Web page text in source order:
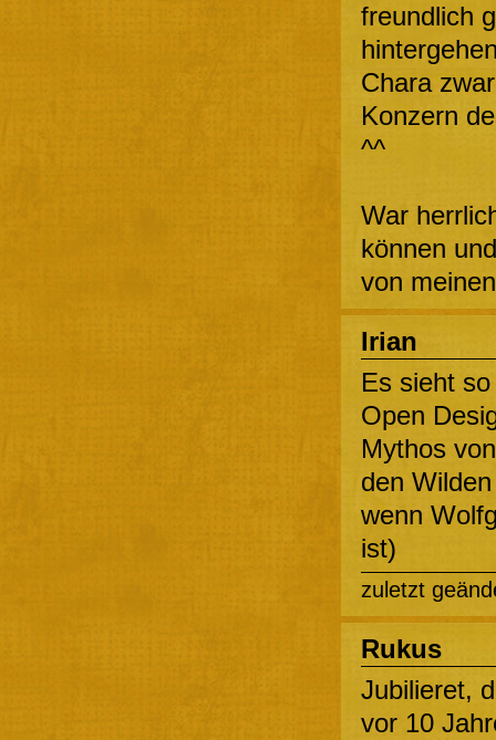
freundlich
Chara
Konzern
^^
War
können
von
Irian
Es sieht
Open
Mythos
den
wenn
ist)
zuletzt
Rukus
Jubilieret,
vor 10